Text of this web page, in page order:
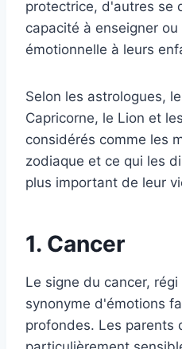
protectrice, d'autres se
capacité à enseigner
émotionnelle à leurs
Selon les astrologues,
Capricorne, le Lion et
considérés comme les
zodiaque et ce qui les
plus important de leur
1. Cancer
Le signe du cancer,
synonyme d'émotions
profondes. Les parents